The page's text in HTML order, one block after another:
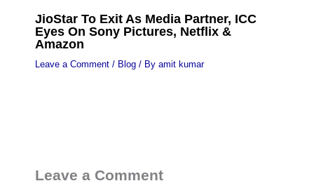
JioStar To Exit As Media Partner, ICC
Eyes On Sony Pictures, Netflix &
Amazon
Leave a Comment / Blog/ By amit kumar
Leave a Comment